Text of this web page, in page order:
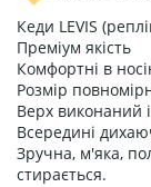
Кеди LEVIS
Преміум якість
Комфортні в
Розмір
Верх виконаний
Всередині
Зручна, м'яка,
стирається.